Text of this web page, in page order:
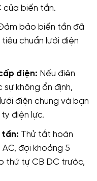
của biến tần.
bảo biến tần đã
chuẩn lưới điện
điện: Nếu điện
không ổn định,
điện chung và bạn
điện lực.
tần: Thử tắt hoàn
đợi khoảng 5
thứ tự CB DC trước,